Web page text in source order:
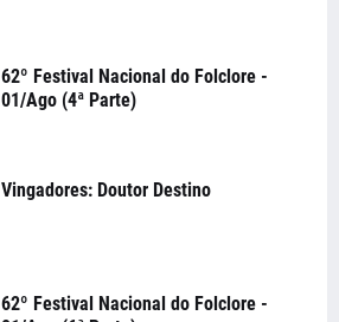
62º Festival Nacional do Folclore -
01/Ago (4ª Parte)
Vingadores: Doutor Destino
62º Festival Nacional do Folclore -